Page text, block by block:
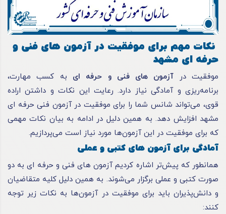
نکات مهم برای موفقیت در آزمون های فنی و
حرفه ای مشهد
موفقیت در آزمون های فنی و حرفه ای به کسب مهارت،
برنامه‌ریزی و آمادگی نیاز دارد. رعایت این نکات و داشتن اراده
قوی، می‌تواند شانس شما را برای موفقیت در آزمون فنی حرفه ای
مشهد افزایش دهد. به همین دلیل در ادامه به بیان نکات مهمی
که برای موفقیت در این آزمون‌ها مورد نیاز است می‌پردازیم.
آمادگی برای آزمون های کتبی و عملی
همانطور که پیش‌تر اشاره کردیم آزمون های فنی و حرفه ایبه دو
صورت کتبی و عملی برگزار می‌شوند. به همین دلیل کلیه متقاضیان
و دانش‌پذیران باید برای موفقیت در آزمون‌ها به نکات زیر توجه
کنند: